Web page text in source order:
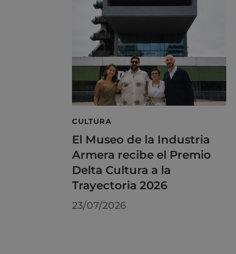
CULTURA
El Museo de la Industria
Armera recibe el Premio
Delta Cultura a la
Trayectoria 2026
23/07/2026